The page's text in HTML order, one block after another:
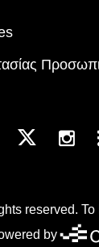
reserved.
by